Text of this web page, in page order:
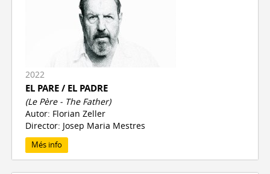
2022
EL PARE / EL PADRE
(Le Père - The Father)
Autor: Florian Zeller
Director: Josep Maria Mestres
Més info